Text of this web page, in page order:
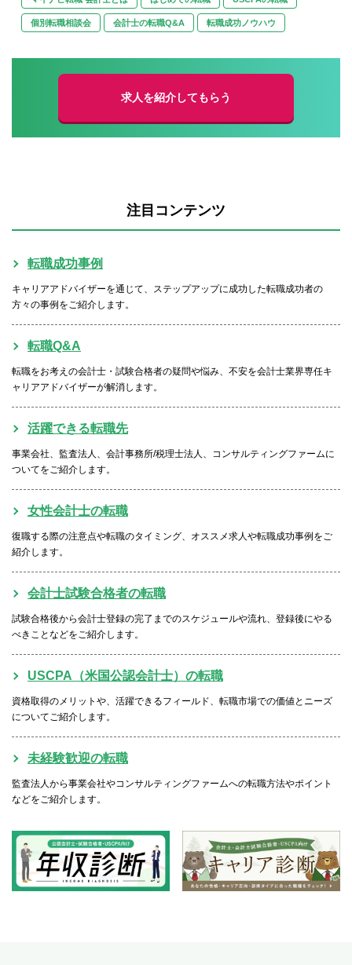
個別転職相談会 会計士の転職Q&A 転職成功ノウハウ
求人を紹介してもらう
注目コンテンツ
転職成功事例
キャリアアドバイザーを通じて、ステップアップに成功した転職成功者の
方々の事例をご紹介します。
転職Q&A
転職をお考えの会計士・試験合格者の疑問や悩み、不安を会計士業界専任キ
ャリアアドバイザーが解消します。
活躍できる転職先
事業会社、監査法人、会計事務所/税理士法人、コンサルティングファームに
ついてをご紹介します。
女性会計士の転職
復職する際の注意点や転職のタイミング、オススメ求人や転職成功事例をご
紹介します。
会計士試験合格者の転職
試験合格後から会計士登録の完了までのスケジュールや流れ、登録後にやる
べきことなどをご紹介します。
USCPA（米国公認会計士）の転職
資格取得のメリットや、活躍できるフィールド、転職市場での価値とニーズ
についてご紹介します。
未経験歓迎の転職
監査法人から事業会社やコンサルティングファームへの転職方法やポイント
などをご紹介します。